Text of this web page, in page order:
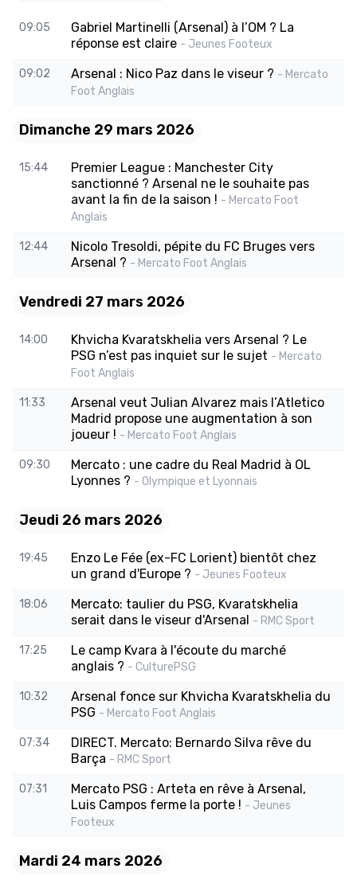
09:05
Gabriel Martinelli (Arsenal) à l’OM ? La
réponse est claire - Jeunes Footeux
09:02 Arsenal : Nico Paz dans le viseur ? - Mercato
Foot Anglais
Dimanche 29 mars 2026
15:44
Premier League : Manchester City
sanctionné ? Arsenal ne le souhaite pas
avant la fin de la saison ! - Mercato Foot
Anglais
12:44
Nicolo Tresoldi, pépite du FC Bruges vers
Arsenal ? - Mercato Foot Anglais
Vendredi 27 mars 2026
14:00
Khvicha Kvaratskhelia vers Arsenal ? Le
PSG n’est pas inquiet sur le sujet - Mercato
Foot Anglais
11:33
Arsenal veut Julian Alvarez mais l’Atletico
Madrid propose une augmentation à son
joueur ! - Mercato Foot Anglais
09:30
Mercato : une cadre du Real Madrid à OL
Lyonnes ? - Olympique et Lyonnais
Jeudi 26 mars 2026
19:45
Enzo Le Fée (ex-FC Lorient) bientôt chez
un grand d'Europe ? - Jeunes Footeux
18:06
Mercato: taulier du PSG, Kvaratskhelia
serait dans le viseur d'Arsenal - RMC Sport
17:25
Le camp Kvara à l'écoute du marché
anglais ? - CulturePSG
10:32
Arsenal fonce sur Khvicha Kvaratskhelia du
PSG - Mercato Foot Anglais
07:34
DIRECT. Mercato: Bernardo Silva rêve du
Barça - RMC Sport
07:31
Mercato PSG : Arteta en rêve à Arsenal,
Luis Campos ferme la porte ! - Jeunes
Footeux
Mardi 24 mars 2026